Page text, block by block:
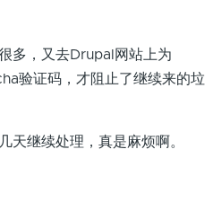
，又去Drupal网站上为
验证码，才阻止了继续来的垃
继续处理，真是麻烦啊。